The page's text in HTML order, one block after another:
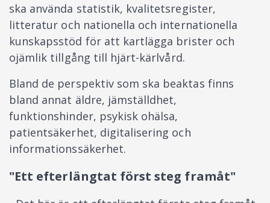
ska använda statistik, kvalitetsregister,
litteratur och nationella och internationella
kunskapsstöd för att kartlägga brister och
ojämlik tillgång till hjärt-kärlvård.
Bland de perspektiv som ska beaktas finns
bland annat äldre, jämställdhet,
funktionshinder, psykisk ohälsa,
patientsäkerhet, digitalisering och
informationssäkerhet.
"Ett efterlängtat först steg framåt"